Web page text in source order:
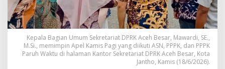
m
i
s
P
a
g
Kepala Bagian Umum Sekretariat DPRK Aceh Besar, Mawardi, SE.,
M.Si., memimpin Apel Kamis Pagi yang diikuti ASN, PPPK, dan PPPK
Paruh Waktu di halaman Kantor Sekretariat DPRK Aceh Besar, Kota
Jantho, Kamis (18/6/2026).